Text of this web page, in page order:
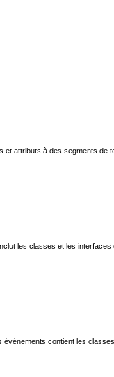
à des segments
les classes et les
contient les